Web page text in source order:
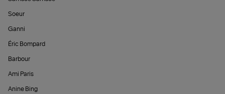
Soeur
Ganni
Éric Bompard
Barbour
Ami Paris
Anine Bing